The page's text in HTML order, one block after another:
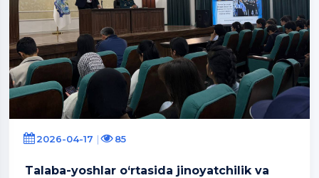
2026-04-17 85
Talaba-yoshlar o‘rtasida jinoyatchilik va